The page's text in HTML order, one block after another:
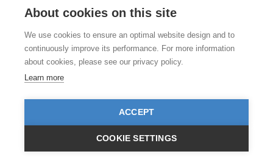
Stiftung für das Tier im Recht (TIR)
Rigistrasse 9
CH - 8006 Zürich
info@tierimrecht.org
Ihre Spende kann von den Steuern abgezogen werden.
IBAN: CH17 0900 0000 8770 0700 7, PostFinance CHF
© TIR / Impressum und Datenschutz
About cookies on this site
We use cookies to ensure an optimal website design and to
continuously improve its performance. For more information
about cookies, please see our privacy policy.
Learn more
ACCEPT
COOKIE SETTINGS